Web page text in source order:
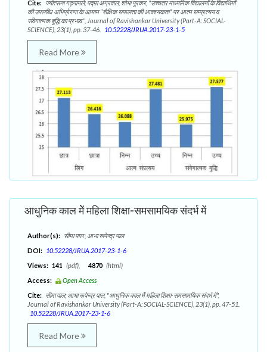
Cite: ज्योत्सना गढ़पायले; पद्मा अग्रवाल; शोभा पुरकर, "उच्चतर माध्यमिक विद्यालयों के विद्यार्थियों
की उपलब्धि अभिप्रेरणा के आयाम ‘‘शैक्षिक सफलता की आवश्यकता‘‘ पर आत्म सम्प्रत्यय व
संवेगात्मक बुद्धि का प्रभाव ", Journal of Ravishankar University (Part-A: SOCIAL-
SCIENCE), 23(1), pp. 37-46. 10.52228/JRUA.2017-23-1-5
Read More
आधुनिक काल मेें महिला शिक्षा-समसामयिक संदर्भ में
Author(s): सीमा पाल ; आभा रूपेन्द्र पाल
DOI: 10.52228/JRUA.2017-23-1-6
Views: 141 (pdf), 4870 (html)
Access:
Open Access
Cite: सीमा पाल; आभा रूपेन्द्र पाल, "आधुनिक काल मेें महिला शिक्षा-समसामयिक संदर्भ में",
Journal of Ravishankar University (Part-A: SOCIAL-SCIENCE), 23(1), pp. 47-51.
10.52228/JRUA.2017-23-1-6
Read More